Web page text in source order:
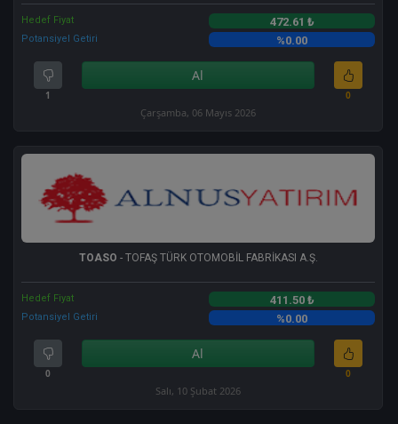
Hedef Fiyat 472.61 ₺
Potansiyel Getiri %0.00
1
Al
0
Çarşamba, 06 Mayıs 2026
TOASO - TOFAŞ TÜRK OTOMOBİL FABRİKASI A.Ş.
Hedef Fiyat 411.50 ₺
Potansiyel Getiri %0.00
0
Al
0
Salı, 10 Şubat 2026